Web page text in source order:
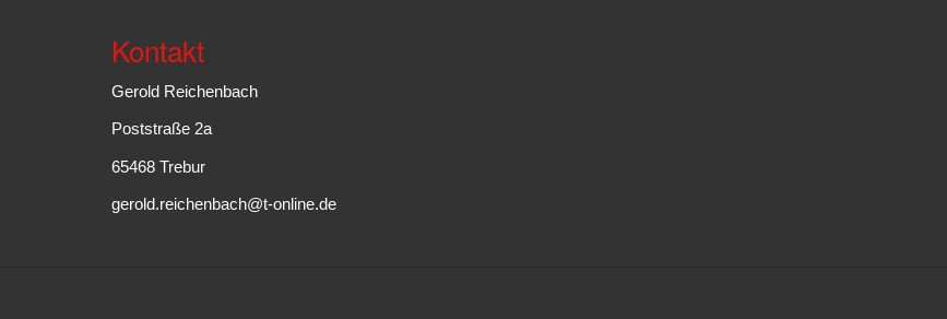
Kontakt
Gerold Reichenbach
Poststraße 2a
65468 Trebur
gerold.reichenbach@t-online.de